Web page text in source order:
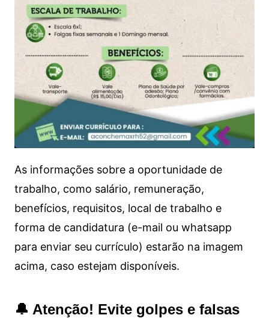
As informações sobre a oportunidade de
trabalho, como salário, remuneração,
benefícios, requisitos, local de trabalho e
forma de candidatura (e-mail ou whatsapp
para enviar seu currículo) estarão na imagem
acima, caso estejam disponíveis.
🔔 Atenção! Evite golpes e falsas